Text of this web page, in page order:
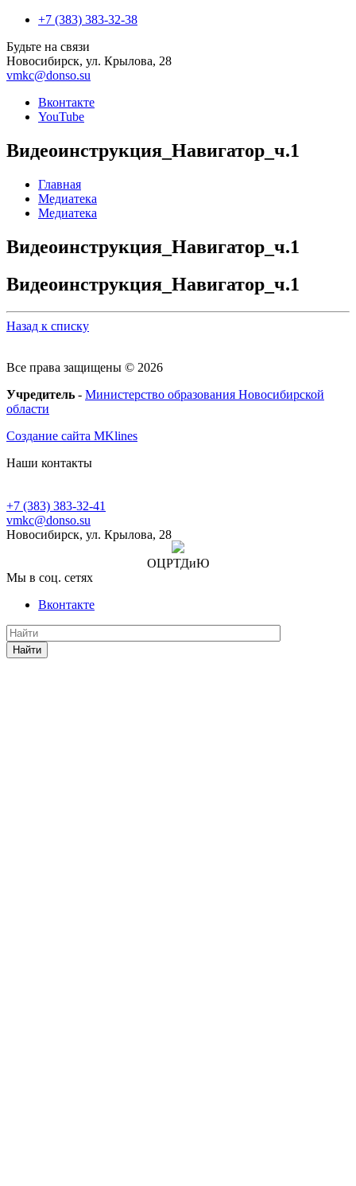
+7 (383) 383-32-38
Будьте на связи
Новосибирск, ул. Крылова, 28
vmkc@donso.su
Вконтакте
YouTube
Видеоинструкция_Навигатор_ч.1
Главная
Медиатека
Медиатека
Видеоинструкция_Навигатор_ч.1
Видеоинструкция_Навигатор_ч.1
Назад к списку
Все права защищены © 2026
Учредитель - Министерство образования Новосибирской
области
Создание сайта MKlines
Наши контакты
+7 (383) 383-32-41
vmkc@donso.su
Новосибирск, ул. Крылова, 28
ОЦРТДиЮ
Мы в соц. сетях
Вконтакте
Найти